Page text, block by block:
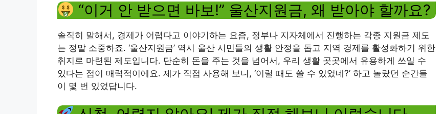
“이거 안 받으면 바보!” 울산지원금, 왜 받아야 할까요?
솔직히 말해서, 경제가 어렵다고 이야기하는 요즘, 정부나 지자체에서 진행하는 각종 지원금 제도
는 정말 소중하죠. ‘울산지원금’ 역시 울산 시민들의 생활 안정을 돕고 지역 경제를 활성화하기 위한
취지로 마련된 제도입니다. 단순히 돈을 주는 것을 넘어서, 우리 생활 곳곳에서 유용하게 쓰일 수
있다는 점이 매력적이에요. 제가 직접 사용해 보니, ‘이럴 때도 쓸 수 있었네?’ 하고 놀랐던 순간들
이 몇 번 있었답니다.